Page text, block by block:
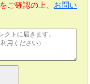
をご確認の上、 お問い